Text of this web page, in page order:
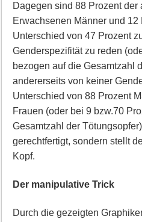
Dagegen sind 88 Prozent der
Erwachsenen Männer und
Unterschied von 47 Prozent
Genderspezifität zu reden
bezogen auf die Gesamtzahl
andererseits von keiner
Unterschied von 88 Prozent
Frauen (oder bei 9 bzw.70
Gesamtzahl der
gerechtfertigt, sondern stellt
Kopf.
Der manipulative Trick
Durch die gezeigten